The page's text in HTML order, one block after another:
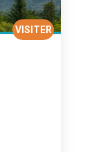
VISITER